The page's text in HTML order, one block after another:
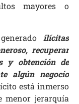
mayores o
ilícitas
recuperar
y obtención de
algún negocio
está inmerso
menor jerarquía